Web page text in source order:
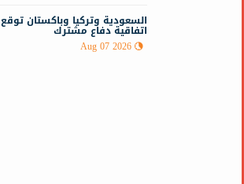
السعودية وتركيا وباكستان توقع
اتفاقية دفاع مشترك
Aug 07 2026